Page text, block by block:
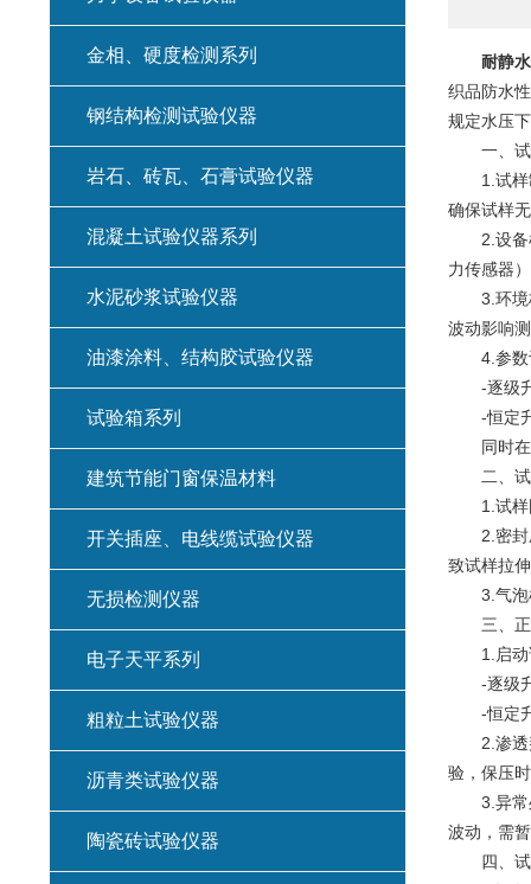
耐静
织品防水
规定水压
一、试
1.试样制
确保试样
2.设备检
力传感器
3.环境校
波动影响
4.参数设
-逐级升
-恒定升
同时在
二、试
1.试样固
2.密封压
致试样拉
3.气泡检
三、正
1.启动试
-逐级升
-恒定升
2.渗透判
验，保压
3.异常处
波动，需
四、试
金相、硬度检测系列
钢结构检测试验仪器
岩石、砖瓦、石膏试验仪器
混凝土试验仪器系列
水泥砂浆试验仪器
油漆涂料、结构胶试验仪器
试验箱系列
建筑节能门窗保温材料
开关插座、电线缆试验仪器
无损检测仪器
电子天平系列
粗粒土试验仪器
沥青类试验仪器
陶瓷砖试验仪器